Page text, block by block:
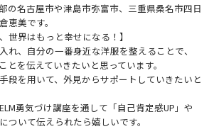
の名古屋市や津島市弥富市、三重県桑名市四日
恵美です。
世界はもっと幸せになる！】
れ、自分の一番身近な洋服を整えることで、
とを伝えていきたいと思っています。
段を用いて、外見からサポートしていきたいと
勇気づけ講座を通して「自己肯定感UP」や
ついて伝えられたら嬉しいです。